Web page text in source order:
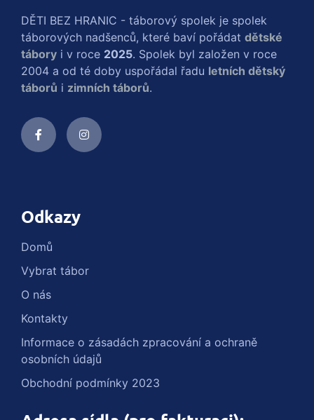
DĚTI BEZ HRANIC - táborový spolek je spolek
táborových nadšenců, které baví pořádat dětské
tábory i v roce 2025. Spolek byl založen v roce
2004 a od té doby uspořádal řadu letních dětský
táborů i zimních táborů.
Odkazy
Domů
Vybrat tábor
O nás
Kontakty
Informace o zásadách zpracování a ochraně
osobních údajů
Obchodní podmínky 2023